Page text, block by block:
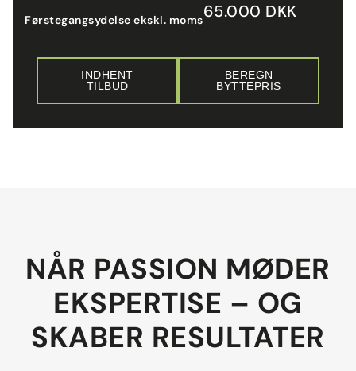
Førstegangsydelse ekskl. moms65.000 DKK
INDHENT
TILBUD
BEREGN
BYTTEPRIS
NÅR PASSION MØDER
EKSPERTISE – OG
SKABER RESULTATER